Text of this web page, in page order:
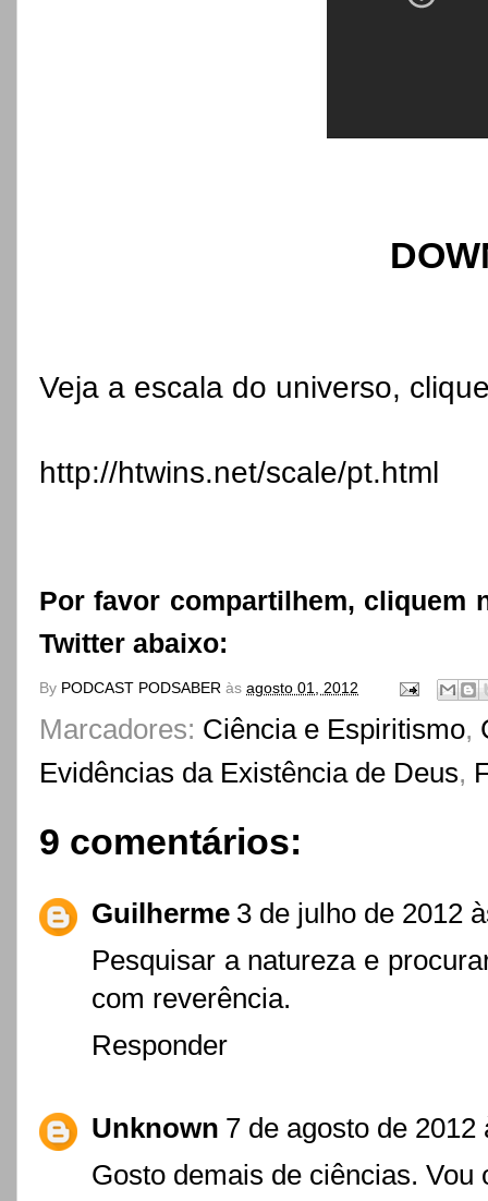
Veja a escala do universo,
http://htwins.net/scale/pt.html
Por favor compartilhem, cliquem
Twitter abaixo:
By PODCAST PODSABER às agosto 01, 2012
Marcadores: Ciência e Espiritismo,
Evidências da Existência de Deus,
9 comentários:
Guilherme 3 de julho de 2012
Pesquisar a natureza e
com reverência.
Responder
Unknown 7 de agosto de 2012
Gosto demais de ciências.